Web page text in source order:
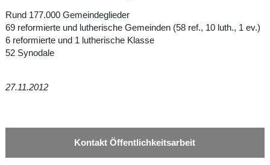
Rund 177.000 Gemeindeglieder
69 reformierte und lutherische Gemeinden (58 ref., 10 luth., 1 ev.)
6 reformierte und 1 lutherische Klasse
52 Synodale
27.11.2012
Kontakt Öffentlichkeitsarbeit